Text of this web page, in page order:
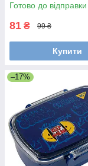
Готово до відправки
81 ₴ 99 ₴
Купити
–17%